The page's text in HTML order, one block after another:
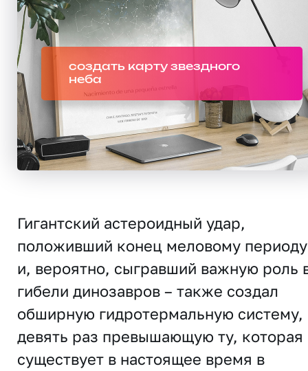
создать карту звездного
неба
Гигантский астероидный удар,
положивший конец меловому
и, вероятно, сыгравший важную роль
гибели динозавров – также создал
обширную гидротермальную систему,
девять раз превышающую ту, которая
существует в настоящее время в